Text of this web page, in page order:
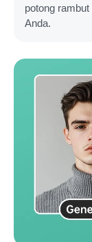
potong
Anda.